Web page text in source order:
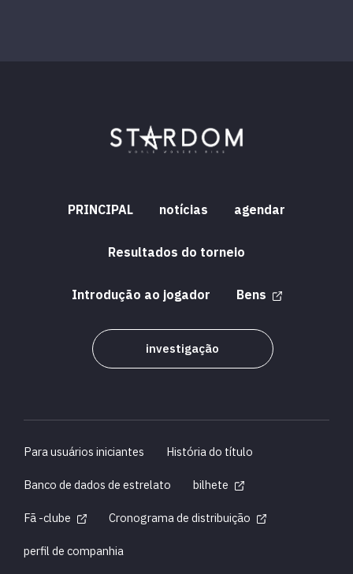
PRINCIPAL notícias agendar
Resultados do torneio
Introdução ao jogador Bens
investigação
Para usuários iniciantes
História do título
Banco de dados de estrelato
bilhete
Fã -clube
Cronograma de distribuição
perfil de companhia